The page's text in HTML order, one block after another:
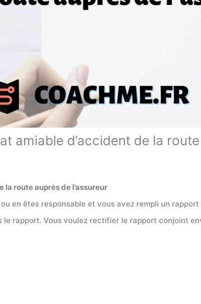
amiable d’accident de la
route auprès de l’assureur
en êtes responsable et vous avez rempli un
le rapport. Vous voulez rectifier le rapport conjoint